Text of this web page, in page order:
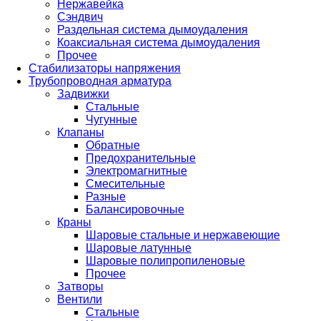
Нержавейка
Сэндвич
Раздельная система дымоудаления
Коаксиальная система дымоудаления
Прочее
Стабилизаторы напряжения
Трубопроводная арматура
Задвижки
Стальные
Чугунные
Клапаны
Обратные
Предохранительные
Электромагнитные
Смесительные
Разные
Балансировочные
Краны
Шаровые стальные и нержавеющие
Шаровые латунные
Шаровые полипропиленовые
Прочее
Затворы
Вентили
Стальные